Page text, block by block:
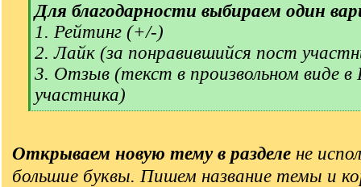
Для благодарности выбираем один
1. Рейтинг (+/-)
2. Лайк (за понравившийся пост
3. Отзыв (текст в произвольном виде
участника)
[
]
Открываем новую тему в разделе не
большие буквы. Пишем название темы и